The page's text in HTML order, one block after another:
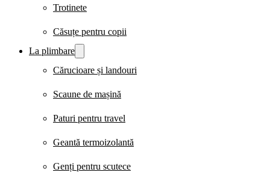
Trotinete
Căsuțe pentru copii
La plimbare
Cărucioare și landouri
Scaune de mașină
Paturi pentru travel
Geantă termoizolantă
Genți pentru scutece